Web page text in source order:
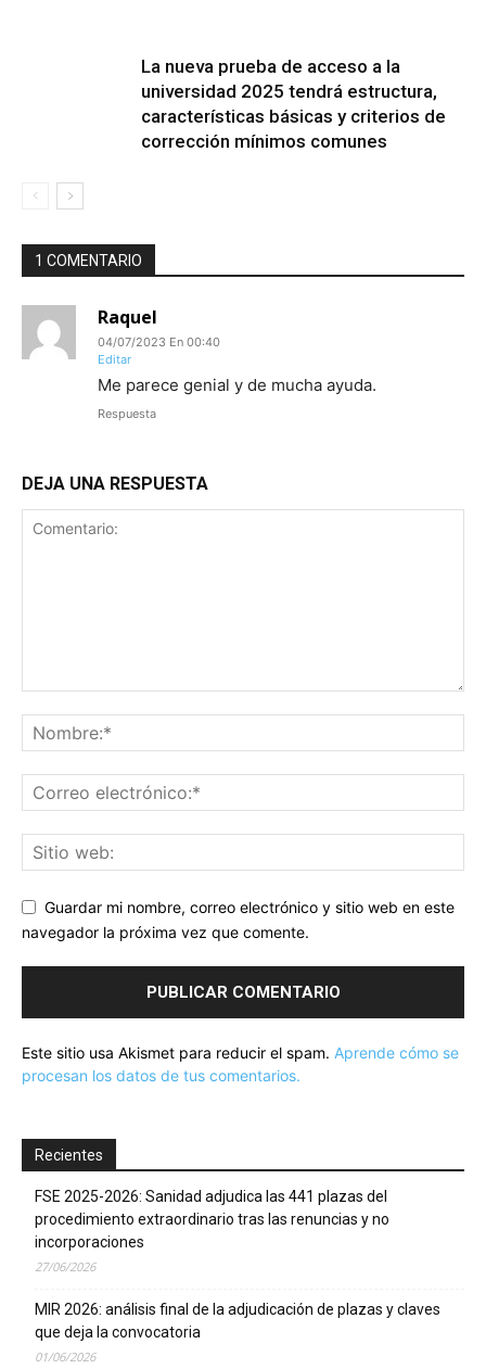
La nueva prueba de acceso a la
universidad 2025 tendrá estructura,
características básicas y criterios de
corrección mínimos comunes
1 COMENTARIO
Raquel
04/07/2023 En 00:40
Editar
Me parece genial y de mucha ayuda.
Respuesta
DEJA UNA RESPUESTA
Guardar mi nombre, correo electrónico y sitio web en este
navegador la próxima vez que comente.
Este sitio usa Akismet para reducir el spam. Aprende cómo se
procesan los datos de tus comentarios.
Recientes
FSE 2025-2026: Sanidad adjudica las 441 plazas del
procedimiento extraordinario tras las renuncias y no
incorporaciones
27/06/2026
MIR 2026: análisis final de la adjudicación de plazas y claves
que deja la convocatoria
01/06/2026